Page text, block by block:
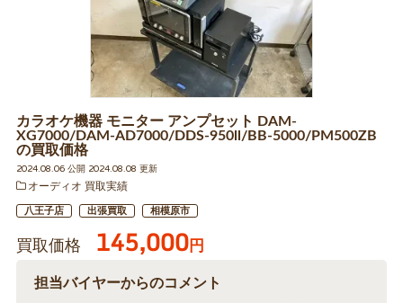
カラオケ機器 モニター アンプセット DAM-
XG7000/DAM-AD7000/DDS-950ll/BB-5000/PM500ZB
の買取価格
2024.08.06 公開 2024.08.08 更新
オーディオ 買取実績
八王子店 出張買取 相模原市
買取価格 145,000円
担当バイヤーからのコメント